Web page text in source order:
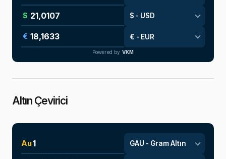
$
€
Powered by VKM
Altın Çevirici
Au